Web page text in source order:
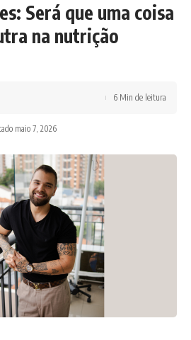
Será que uma coisa
na nutrição
maio 7, 2026
6 Min de leitura